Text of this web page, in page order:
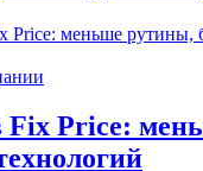
Fix Price: